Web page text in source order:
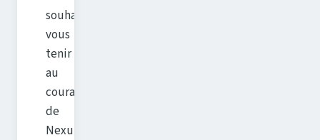
souhaitez
vous
tenir
au
courant
de
Nexulockr,